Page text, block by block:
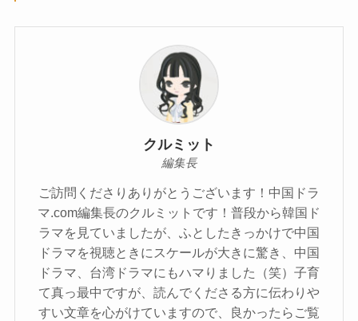
クルミット
編集長
ご訪問くださりありがとうございます！中国ドラ
マ.com編集長のクルミットです！普段から韓国ド
ラマを見ていましたが、ふとしたきっかけで中国
ドラマを視聴ときにスケールが大きに驚き、中国
ドラマ、台湾ドラマにもハマりました（笑）子育
て真っ最中ですが、読んでくださる方に伝わりや
すい文章を心がけていますので、良かったらご覧